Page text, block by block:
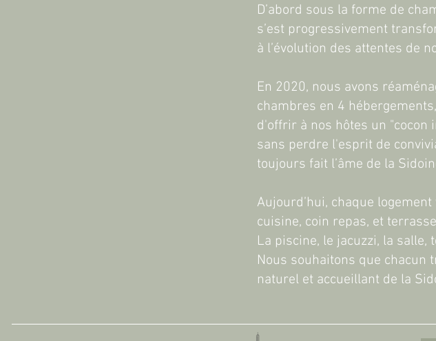
D’abord sous la forme de
s’est progressivement
à l’évolution des attentes de
En 2020, nous avons
chambres en 4
d'offrir à nos hôtes un "cocon
sans perdre l'esprit de
toujours fait l’âme de la
Aujourd’hui, chaque
cuisine, coin repas, et
La piscine, le jacuzzi, la salle,
Nous souhaitons que chacun
naturel et accueillant de la